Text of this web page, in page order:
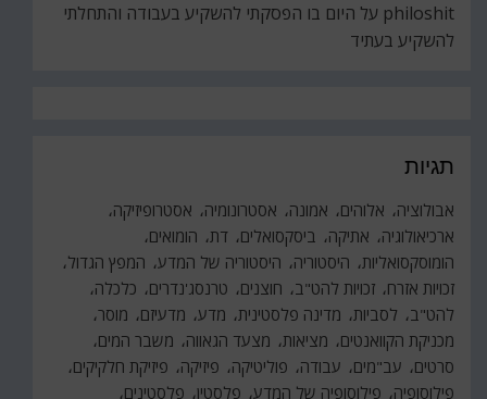
philoshit על היום בו הפסקתי להשקיע בעבודה והתחלתי
להשקיע בעתיד
תגיות
אבולוציה אלוהים אמונה אסטרונומיה
אסטרופיזיקה
ארכיאולוגיה
אתיקה ביסקסואלים דת הומואים
הומוסקסואליות היסטוריה היסטוריה של המדע המפץ הגדול
זכויות אזרח זכויות להט"ב חוצנים טרנסג'נדרים
כלכלה
להט"ב
לסביות מדינה פלסטינית מדע מדעיזם
מוסר
מכניקת הקוואנטים
מציאות מצעד הגאווה
משבר המים
סרטים
עב"מים עבודה פוליטיקה פיזיקה
פיזיקת חלקיקים
פילוסופיה
פילוסופיה של המדע פלסטין פלסטינים